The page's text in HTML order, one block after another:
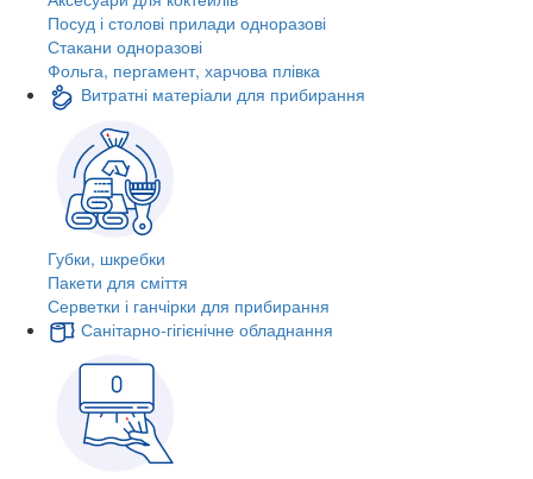
Посуд і столові прилади одноразові
Стакани одноразові
Фольга, пергамент, харчова плівка
Витратні матеріали для прибирання
Губки, шкребки
Пакети для сміття
Серветки і ганчірки для прибирання
Санітарно-гігієнічне обладнання